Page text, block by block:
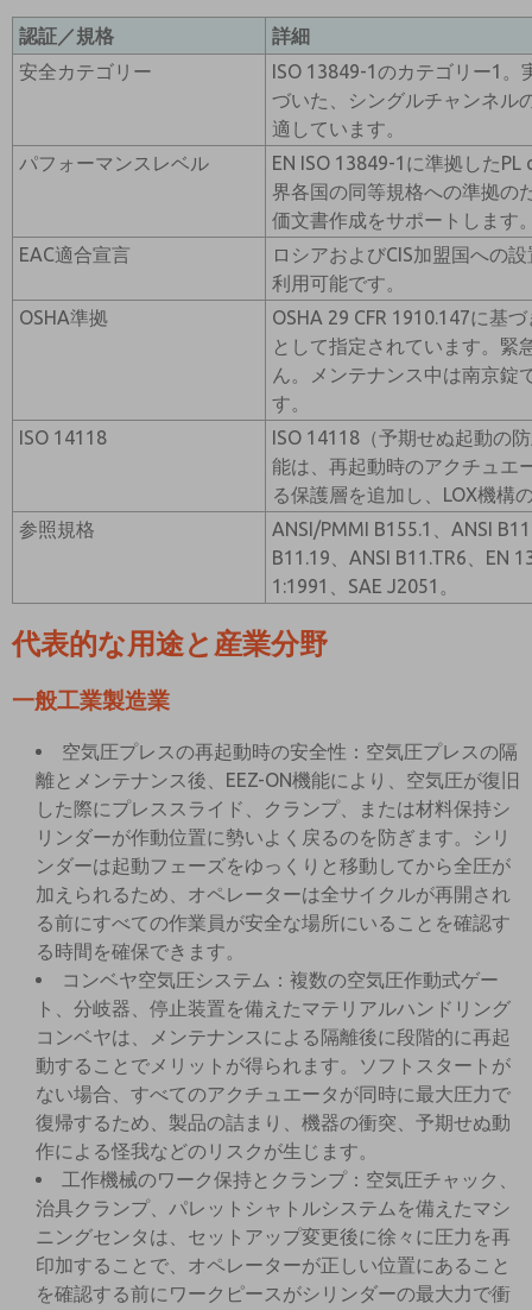
認証／規格
詳細
安全カテゴリー
ISO 13849-1のカテゴリー1。
づいた、シングルチャンネル
適しています。
パフォーマンスレベル
EN ISO 13849-1に準拠した
界各国の同等規格への準拠の
価文書作成をサポートします
EAC適合宣言
ロシアおよびCIS加盟国への
利用可能です。
OSHA準拠
OSHA 29 CFR 1910.147に基
として指定されています。緊
ん。メンテナンス中は南京錠
す。
ISO 14118
ISO 14118（予期せぬ起動の
能は、再起動時のアクチュエ
る保護層を追加し、LOX機構
参照規格
ANSI/PMMI B155.1、ANSI
B11.19、ANSI B11.TR6、EN
1:1991、SAE J2051。
代表的な用途と産業分野
一般工業製造業
空気圧プレスの再起動時の安全性：空気圧プレスの隔
離とメンテナンス後、EEZ-ON機能により、空気圧が復旧
した際にプレススライド、クランプ、または材料保持シ
リンダーが作動位置に勢いよく戻るのを防ぎます。シリ
ンダーは起動フェーズをゆっくりと移動してから全圧が
加えられるため、オペレーターは全サイクルが再開され
る前にすべての作業員が安全な場所にいることを確認す
る時間を確保できます。
コンベヤ空気圧システム：複数の空気圧作動式ゲー
ト、分岐器、停止装置を備えたマテリアルハンドリング
コンベヤは、メンテナンスによる隔離後に段階的に再起
動することでメリットが得られます。ソフトスタートが
ない場合、すべてのアクチュエータが同時に最大圧力で
復帰するため、製品の詰まり、機器の衝突、予期せぬ動
作による怪我などのリスクが生じます。
工作機械のワーク保持とクランプ：空気圧チャック、
治具クランプ、パレットシャトルシステムを備えたマシ
ニングセンタは、セットアップ変更後に徐々に圧力を再
印加することで、オペレーターが正しい位置にあること
を確認する前にワークピースがシリンダーの最大力で衝